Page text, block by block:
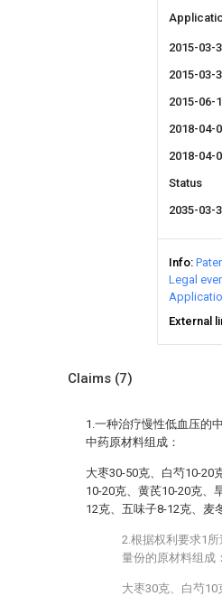
2015-03-
2015-03-
2015-06-
2018-04-
2018-04-
Status
2035-03-
Info
Legal
External
Claims (7)
1.一种治疗慢性低血压的
中药原材料组成：
大枣30-50克、白芍10-20
10-20克、黄芪10-20克、
12克、五味子8-12克、麦
2.根据权利要求1
量份的原材料组成：
大枣30克、白芍